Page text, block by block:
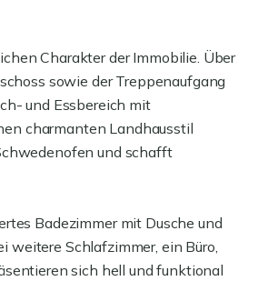
Charakter der Immobilie. Über
sowie der Treppenaufgang
und Essbereich mit
charmanten Landhausstil
und schafft
Badezimmer mit Dusche und
Schlafzimmer, ein Büro,
sich hell und funktional